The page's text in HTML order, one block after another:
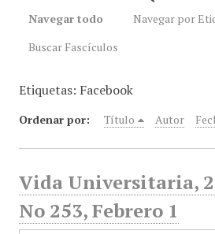
Navegar todo
Navegar por
Buscar Fascículos
Etiquetas: Facebook
Ordenar por: Título Autor
Vida Universitaria,
No 253, Febrero 1